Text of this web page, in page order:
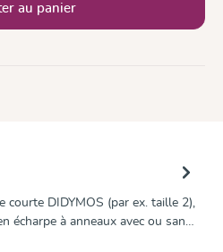
au panier
courte DIDYMOS (par ex. taille 2),
écharpe à anneaux avec ou san…